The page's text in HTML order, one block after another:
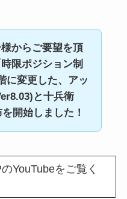
からご要望を頂
限ポジション制
に変更した、アッ
と十兵衛
開始しました！
YouTubeをご覧く